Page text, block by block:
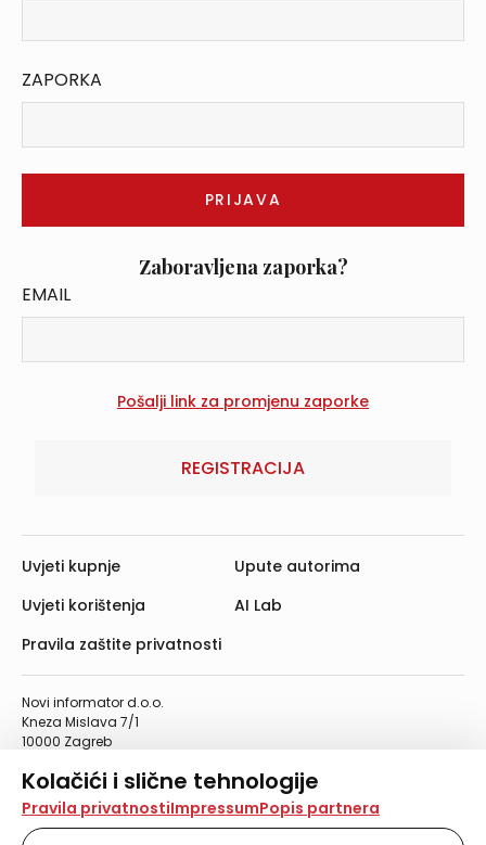
Kolačići i slične tehnologije
Na našoj web stranici koristimo kolačiće i slične
tehnologije za pohranu, čitanje i obradu informacija na
Pravila privatnostiImpressumPopis partnera
ZAPORKA
Zaboravljena zaporka?
EMAIL
REGISTRACIJA
Novi informator d.o.o.
Kneza Mislava 7/1
10000 Zagreb
Telefaks: 01/4612-553
info@informator.hr
Uvjeti kupnje
Uvjeti korištenja
Pravila zaštite privatnosti
Upute autorima
AI Lab